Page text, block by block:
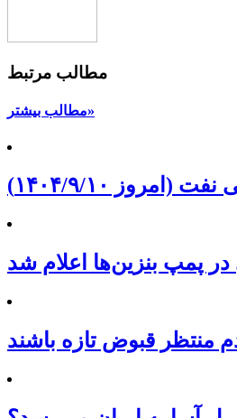
مطالب مرتبط
مطالب بیشتر»
۱۴۰۴/۹/۱۰)
پمپ بنزین‌ها اعلام شد
منتظر قبوض تازه باشند